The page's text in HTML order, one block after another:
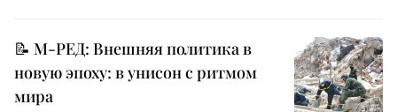
📝 М-РЕД: Внешняя политика в
новую эпоху: в унисон с ритмом
мира